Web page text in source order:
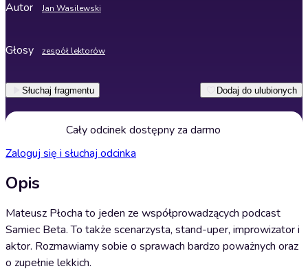
Autor Jan Wasilewski
Głosy zespół lektorów
Słuchaj fragmentu Dodaj do ulubionych
Cały odcinek dostępny za darmo
Zaloguj się i słuchaj odcinka
Opis
Mateusz Płocha to jeden ze współprowadzących podcast
Samiec Beta. To także scenarzysta, stand-uper, improwizator i
aktor. Rozmawiamy sobie o sprawach bardzo poważnych oraz
o zupełnie lekkich.